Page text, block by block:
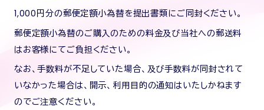
1,000円分の郵便定額小為替を提出書類にご同封ください。
郵便定額小為替のご購入のための料金及び当社への郵送料
はお客様にてご負担ください。
なお、手数料が不足していた場合、及び手数料が同封されて
いなかった場合は、開示、利用目的の通知はいたしかねます
のでご注意ください。